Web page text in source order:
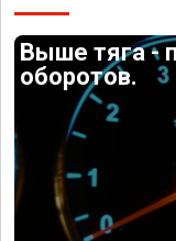
Выше тяга -
оборотов.